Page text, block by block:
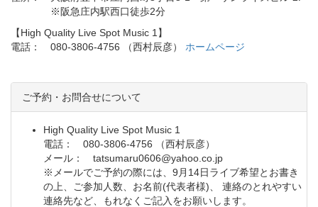
※阪急庄内駅西口徒歩2分
【High Quality Live Spot Music 1】
電話： 080-3806-4756 （西村辰彦） ホームページ
ご予約・お問合せについて
High Quality Live Spot Music 1
電話： 080-3806-4756 （西村辰彦）
メール： tatsumaru0606@yahoo.co.jp
※メールでご予約の際には、9月14日ライブ希望とお書き
の上、ご参加人数、お名前(代表者様)、 連絡のとれやすい
連絡先など、もれなくご記入をお願いします。